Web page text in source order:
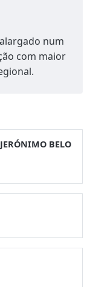
num
com maior
BELO